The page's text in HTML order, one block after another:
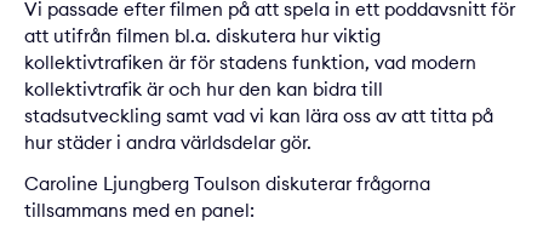
Vi passade efter filmen på att spela in ett poddavsnitt för
att utifrån filmen bl.a. diskutera hur viktig
kollektivtrafiken är för stadens funktion, vad modern
kollektivtrafik är och hur den kan bidra till
stadsutveckling samt vad vi kan lära oss av att titta på
hur städer i andra världsdelar gör.
Caroline Ljungberg Toulson diskuterar frågorna
tillsammans med en panel: